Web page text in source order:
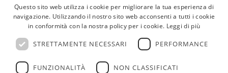
02 300761– info@mottaeditore.it–
08233380966 – Cap.Soc. € 1.000.000 I.V. –
REA MI 2011580
Questo sito web utilizza i cookie per migliorare la tua esperienza di
navigazione. Utilizzando il nostro sito web acconsenti a tutti i cookie
in conformità con la nostra policy per i cookie. Leggi di più
STRETTAMENTE NECESSARI PERFORMANCE
FUNZIONALITÀ NON CLASSIFICATI